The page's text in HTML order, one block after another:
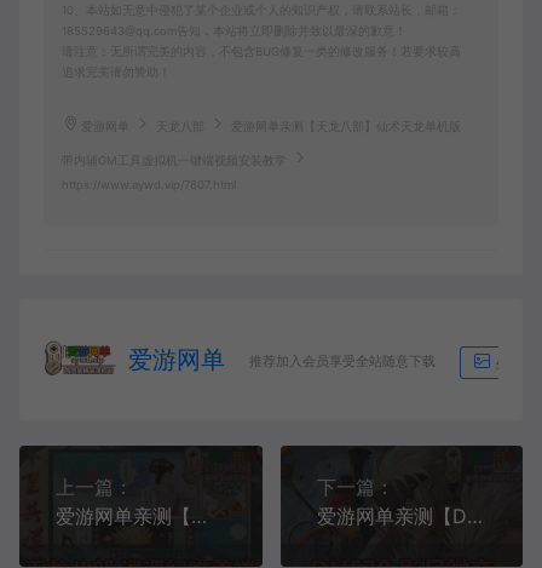
10、本站如无意中侵犯了某个企业或个人的知识产权，请联系站长，邮箱：
185529643@qq.com告知，本站将立即删除并致以最深的歉意！
请注意：无所谓完美的内容，不包含BUG修复一类的修改服务！若要求较高
追求完美请勿赞助！
爱游网单 天龙八部 爱游网单亲测【天龙八部】仙术天龙单机版
带内辅GM工具虚拟机一键端视频安装教学
https://www.aywd.vip/7807.html
爱游网单 推荐加入会员享受全站随意下载 生成海
上一篇：
爱游网单亲测【天龙八部】逍遥纪唯美第七版单机版带内辅GM工具虚拟机一键端视频安装教学
下一篇：
爱游网单亲测【DNF70】微变单机版 未加密PVF GM工具视频安装教学 配套图文攻略 虚拟机一键端